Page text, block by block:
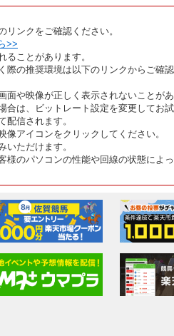
リンクをご確認ください。
>>
ることがあります。
際の推奨環境は以下のリンクからご確認
や映像が正しく表示されないことがあ
合は、ビットレート設定を変更してお試
配信されます。
像アイコンをクリックしてください。
いただけます。
様のパソコンの性能や回線の状態に